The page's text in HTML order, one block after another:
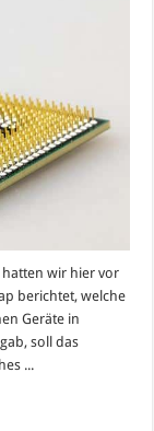
wir hier vor
berichtet, welche
Geräte in
soll das
...